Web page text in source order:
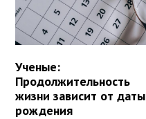
Ученые:
Продолжительность
жизни зависит от даты
рождения